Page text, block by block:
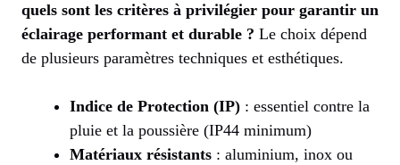
quels sont les critères à privilégier pour garantir un
éclairage performant et durable ? Le choix dépend
de plusieurs paramètres techniques et esthétiques.
Indice de Protection (IP) : essentiel contre la
pluie et la poussière (IP44 minimum)
Matériaux résistants : aluminium, inox ou